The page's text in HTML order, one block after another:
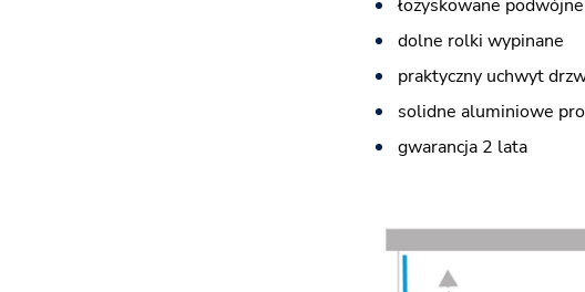
łożyskowane
dolne rolki wypinane
praktyczny uchwyt
solidne aluminiowe
gwarancja 2 lata